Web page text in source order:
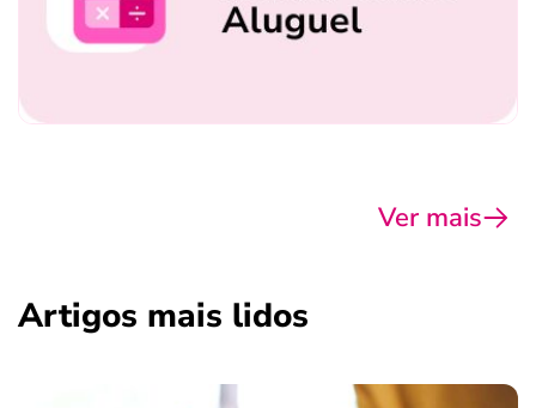
Ver mais
Artigos mais lidos